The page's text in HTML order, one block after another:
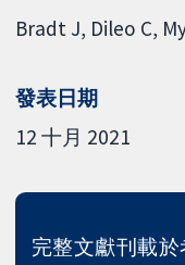
Bradt J Dileo C
發表日期
12 十月 2021
完整文獻刊載